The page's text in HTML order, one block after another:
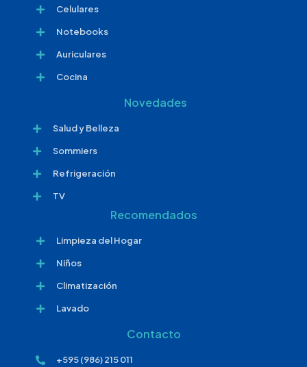
Celulares
Notebooks
Auriculares
Cocina
Novedades
Salud y Belleza
Sommiers
Refrigeración
TV
Recomendados
Limpieza del Hogar
Niños
Climatización
Lavado
Contacto
+595 (986) 215 011